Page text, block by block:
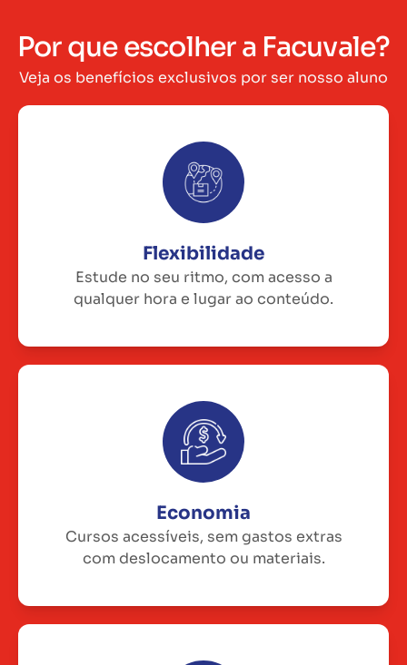
Por que escolher a Facuvale?
Veja os benefícios exclusivos por ser nosso aluno
Flexibilidade
Estude no seu ritmo, com acesso a
qualquer hora e lugar ao conteúdo.
Economia
Cursos acessíveis, sem gastos extras
com deslocamento ou materiais.